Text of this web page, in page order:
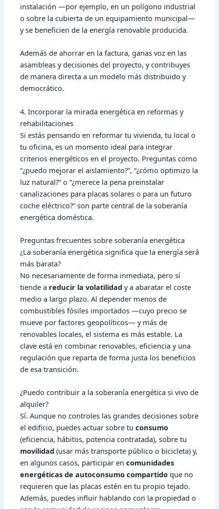
instalación —por ejemplo, en un polígono industrial
o sobre la cubierta de un equipamiento municipal—
y se beneficien de la energía renovable producida.
Además de ahorrar en la factura, ganas voz en las
asambleas y decisiones del proyecto, y contribuyes
de manera directa a un modelo más distribuido y
democrático.
4. Incorporar la mirada energética en reformas y
rehabilitaciones
Si estás pensando en reformar tu vivienda, tu local o
tu oficina, es un momento ideal para integrar
criterios energéticos en el proyecto. Preguntas como
“¿puedo mejorar el aislamiento?”, “¿cómo optimizo la
luz natural?” o “¿merece la pena preinstalar
canalizaciones para placas solares o para un futuro
coche eléctrico?” son parte central de la soberanía
energética doméstica.
Preguntas frecuentes sobre soberanía energética
¿La soberanía energética significa que la energía será
más barata?
No necesariamente de forma inmediata, pero sí
tiende a reducir la volatilidad y a abaratar el coste
medio a largo plazo. Al depender menos de
combustibles fósiles importados —cuyo precio se
mueve por factores geopolíticos— y más de
renovables locales, el sistema es más estable. La
clave está en combinar renovables, eficiencia y una
regulación que reparta de forma justa los beneficios
de esa transición.
¿Puedo contribuir a la soberanía energética si vivo de
alquiler?
Sí. Aunque no controles las grandes decisiones sobre
el edificio, puedes actuar sobre tu consumo
(eficiencia, hábitos, potencia contratada), sobre tu
movilidad (usar más transporte público o bicicleta) y,
en algunos casos, participar en comunidades
energéticas de autoconsumo compartidoque no
requieren que las placas estén en tu propio tejado.
Además, puedes influir hablando con la propiedad o